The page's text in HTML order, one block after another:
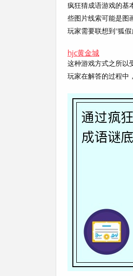
疯狂猜成语游戏的基
些图片线索可能是图
玩家需要联想到"狐
hjc黄金城
这种游戏方式之所以
玩家在解答的过程中